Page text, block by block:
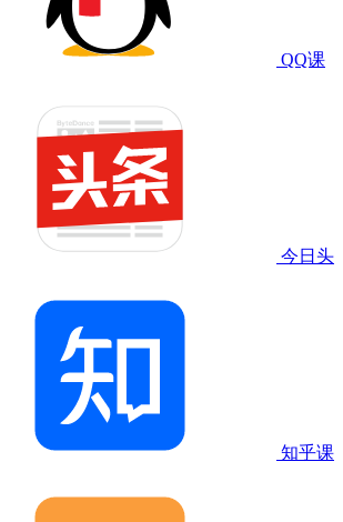
QQ课
今日头
知乎课